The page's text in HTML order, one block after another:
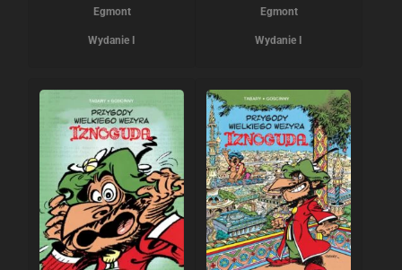
Egmont
Wydanie I
Egmont
Wydanie I